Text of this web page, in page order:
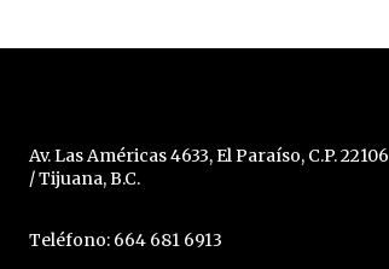
Av. Las Américas 4633, El Paraíso, C.P. 22106
/ Tijuana, B.C.
Teléfono: 664 681 6913